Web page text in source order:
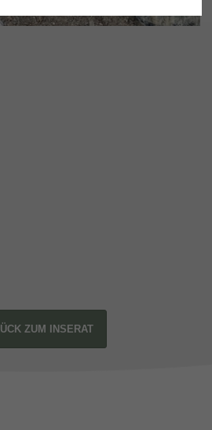
ZUM INSERAT